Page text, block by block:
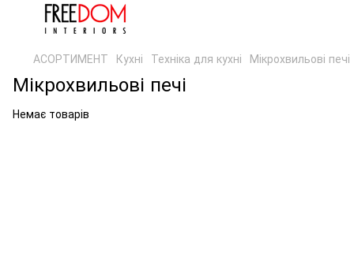
АСОРТИМЕНТ Кухні Техніка для кухні Мікрохвильові печі
Мікрохвильові печі
Немає товарів